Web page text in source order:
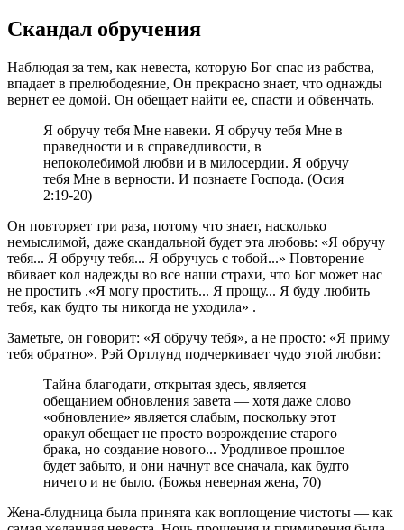
Скандал обручения
Наблюдая за тем, как невеста, которую Бог спас из рабства,
впадает в прелюбодеяние, Он прекрасно знает, что однажды
вернет ее домой. Он обещает найти ее, спасти и обвенчать.
Я обручу тебя Мне навеки. Я обручу тебя Мне в
праведности и в справедливости, в
непоколебимой любви и в милосердии. Я обручу
тебя Мне в верности. И познаете Господа. (Осия
2:19-20)
Он повторяет три раза, потому что знает, насколько
немыслимой, даже скандальной будет эта любовь: «Я обручу
тебя... Я обручу тебя... Я обручусь с тобой...» Повторение
вбивает кол надежды во все наши страхи, что Бог может нас
не простить .«Я могу простить... Я прощу... Я буду любить
тебя, как будто ты никогда не уходила» .
Заметьте, он говорит: «Я обручу тебя», а не просто: «Я приму
тебя обратно». Рэй Ортлунд подчеркивает чудо этой любви:
Тайна благодати, открытая здесь, является
обещанием обновления завета — хотя даже слово
«обновление» является слабым, поскольку этот
оракул обещает не просто возрождение старого
брака, но создание нового... Уродливое прошлое
будет забыто, и они начнут все сначала, как будто
ничего и не было. (Божья неверная жена, 70)
Жена-блудница была принята как воплощение чистоты — как